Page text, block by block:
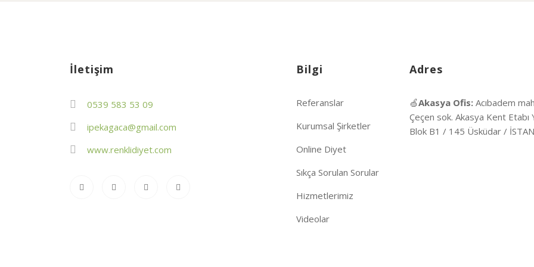
İletişim
0539 583 53 09
ipekagaca@gmail.com
www.renklidiyet.com
Bilgi
Referanslar
Kurumsal Şirketler
Online Diyet
Sıkça Sorulan Sorular
Hizmetlerimiz
Videolar
Adres
🍏Akasya Ofis:Acıbadem
Çeçen sok. Akasya Kent Etabı
Blok B1 / 145 Üsküdar /